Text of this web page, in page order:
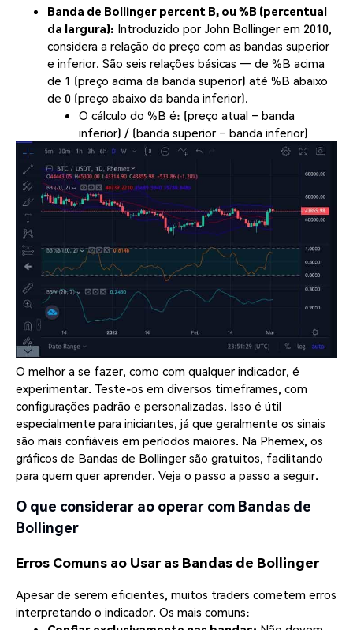
Banda de Bollinger percent B, ou %B (percentual
da largura): Introduzido por John Bollinger em 2010,
considera a relação do preço com as bandas superior
e inferior. São seis relações básicas — de %B acima
de 1 (preço acima da banda superior) até %B abaixo
de 0 (preço abaixo da banda inferior).
O cálculo do %B é: (preço atual – banda
inferior) / (banda superior – banda inferior)
O melhor a se fazer, como com qualquer indicador, é
experimentar. Teste-os em diversos timeframes, com
configurações padrão e personalizadas. Isso é útil
especialmente para iniciantes, já que geralmente os sinais
são mais confiáveis em períodos maiores. Na Phemex, os
gráficos de Bandas de Bollinger são gratuitos, facilitando
para quem quer aprender. Veja o passo a passo a seguir.
O que considerar ao operar com Bandas de
Bollinger
Erros Comuns ao Usar as Bandas de Bollinger
Apesar de serem eficientes, muitos traders cometem erros
interpretando o indicador. Os mais comuns: